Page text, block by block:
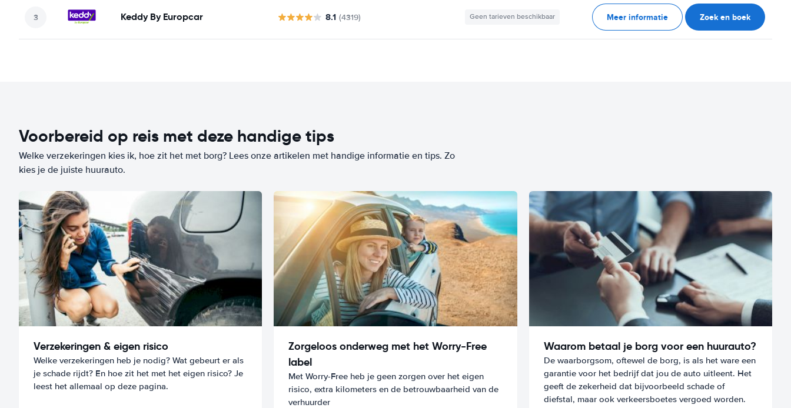
Keddy By Europcar 8.1 (4319) Geen tarieven beschikbaar Meer informatie Zoek en boek
Voorbereid op reis met deze handige tips
Welke verzekeringen kies ik, hoe zit het met borg? Lees onze artikelen met handige informatie en tips. Zo
kies je de juiste huurauto.
Verzekeringen & eigen risico
Welke verzekeringen heb je nodig? Wat gebeurt er als
je schade rijdt? En hoe zit het met het eigen risico? Je
leest het allemaal op deze pagina.
Zorgeloos onderweg met het Worry-Free
label
Met Worry-Free heb je geen zorgen over het eigen
risico, extra kilometers en de betrouwbaarheid van de
verhuurder
Waarom betaal je borg voor een huurauto?
De waarborgsom, oftewel de borg, is als het ware een
garantie voor het bedrijf dat jou de auto uitleent. Het
geeft de zekerheid dat bijvoorbeeld schade of
diefstal, maar ook verkeersboetes vergoed worden.